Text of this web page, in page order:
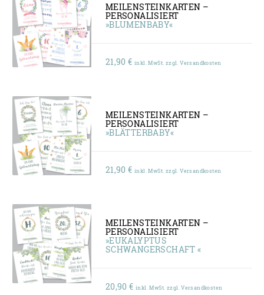
MEILENSTEINKARTEN –
PERSONALISIERT
»BLUMENBABY«
21,90€ inkl. MwSt. zzgl. Versandkosten
MEILENSTEINKARTEN –
PERSONALISIERT
»BLÄTTERBABY«
21,90€ inkl. MwSt. zzgl. Versandkosten
MEILENSTEINKARTEN –
PERSONALISIERT
»EUKALYPTUS
SCHWANGERSCHAFT «
20,90€ inkl. MwSt. zzgl. Versandkosten